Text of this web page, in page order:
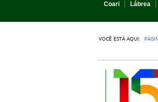
Coari
Lábrea
VOCÊ ESTÁ AQUI: